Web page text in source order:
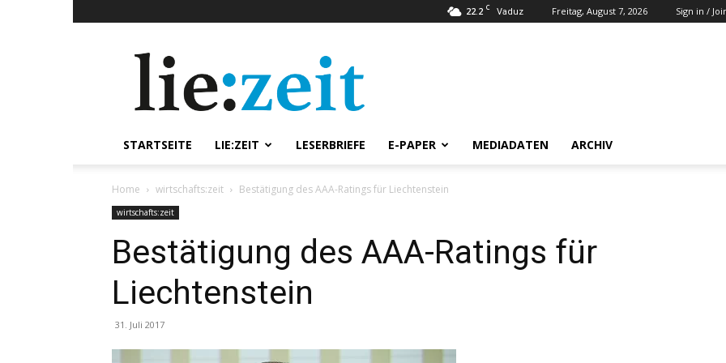
22.2 C Vaduz Freitag, August 7, 2026 Sign in /
STARTSEITE LIE:ZEIT LESERBRIEFE E-PAPER MEDIADATEN ARCHIV
Home wirtschafts:zeit Bestätigung des AAA-Ratings für Liechtenstein
wirtschafts:zeit
Bestätigung des AAA-Ratings für
Liechtenstein
31. Juli 2017